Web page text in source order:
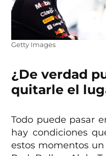
Getty Images
¿De verdad
quitarle el
Todo puede pasar
hay condiciones
estos momentos